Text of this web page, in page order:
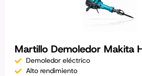
Martillo Demoledor Makita
Demoledor eléctrico
Alto rendimiento